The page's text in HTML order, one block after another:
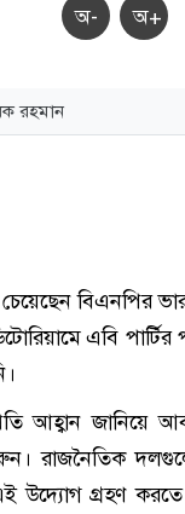
অ- অ+
রহমান
বিএনপির
এবি পার্টির
আহ্বান জানিয়ে
রাজনৈতিক
উদ্যোগ গ্রহণ